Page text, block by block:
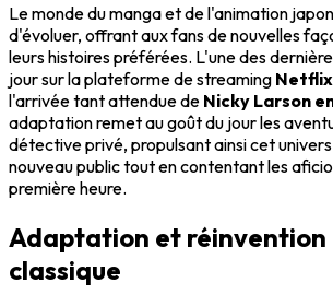
Le monde du manga et de l'animation
d'évoluer, offrant aux fans de nouvelles
leurs histoires préférées. L'une des
jour sur la plateforme de streaming Netflix
l'arrivée tant attendue de Nicky Larson
adaptation remet au goût du jour les
détective privé, propulsant ainsi cet
nouveau public tout en contentant les
première heure.
Adaptation et réinvention
classique